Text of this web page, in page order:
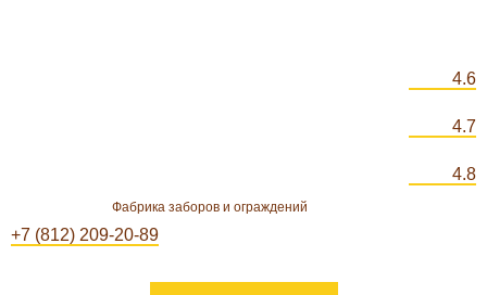
Фабрика заборов и ограждений
4.6
4.7
4.8
+7 (812) 209-20-89